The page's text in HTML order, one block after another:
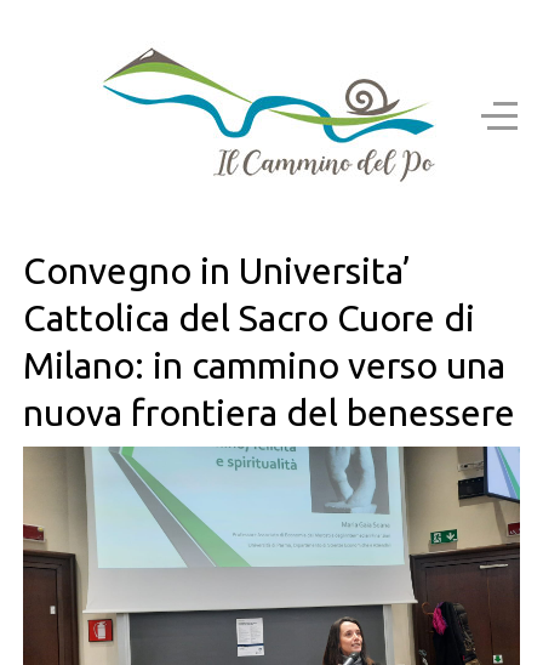
Convegno in Universita’
Cattolica del Sacro Cuore di
Milano: in cammino verso una
nuova frontiera del benessere